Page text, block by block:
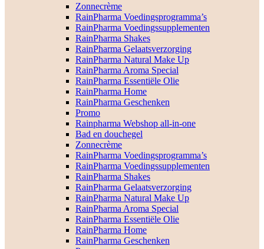
Zonnecrème
RainPharma Voedingsprogramma’s
RainPharma Voedingssupplementen
RainPharma Shakes
RainPharma Gelaatsverzorging
RainPharma Natural Make Up
RainPharma Aroma Special
RainPharma Essentiële Olie
RainPharma Home
RainPharma Geschenken
Promo
Rainpharma Webshop all-in-one
Bad en douchegel
Zonnecrème
RainPharma Voedingsprogramma’s
RainPharma Voedingssupplementen
RainPharma Shakes
RainPharma Gelaatsverzorging
RainPharma Natural Make Up
RainPharma Aroma Special
RainPharma Essentiële Olie
RainPharma Home
RainPharma Geschenken